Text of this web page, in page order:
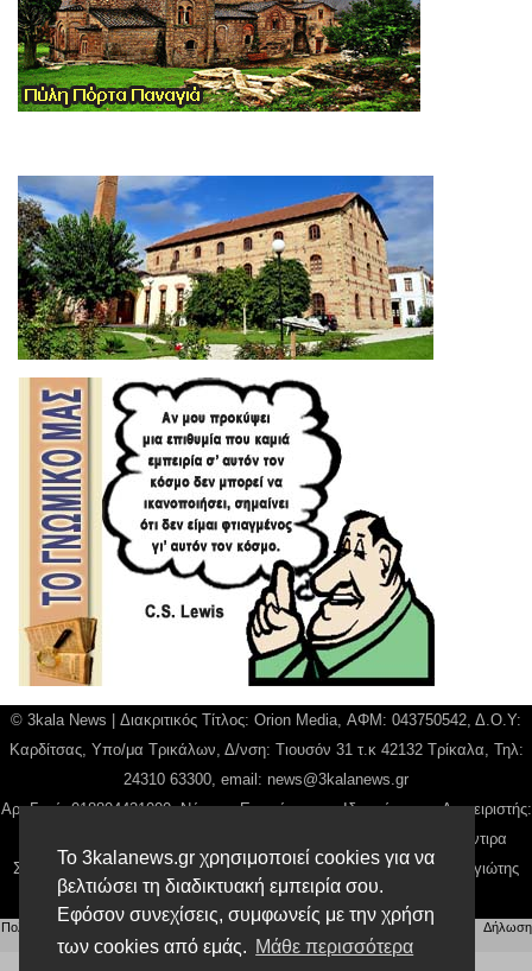
Το 3kalanews.gr χρησιμοποιεί cookies για να
βελτιώσει τη διαδικτυακή εμπειρία σου.
Εφόσον συνεχίσεις, συμφωνείς με την χρήση
των cookies από εμάς. Μάθε περισσότερα
© 3kala News | Διακριτικός Τίτλος: Orion Media, ΑΦΜ: 043750542, Δ.Ο.Υ:
Καρδίτσας, Υπο/μα Τρικάλων, Δ/νση: Τιουσόν 31 τ.κ 42132 Τρίκαλα, Τηλ:
24310 63300, email: news@3kalanews.gr
Αρ. Γεμή: 018804431000, Νόμιμος Εκπρόσωπος, Ιδιοκτήτης και Διαχειριστής:
Παναγιώτης Φιλίππου, Διευθύντρια: Γιαννουσά Βασιλική, Διευθύντιρα
Σύνταξης: Μπαλαμπάνη Βασιλική. Δικαιούχος domain name Παναγιώτης
Φιλίππου
Πολιτική απορρήτου Αίτηση Διαχείρισης Προσωπικών Δεδομένων |Όροι χρήσης
Δήλωση
Συμμόρφωσης